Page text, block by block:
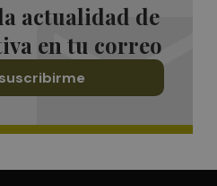
actualidad de
en tu correo